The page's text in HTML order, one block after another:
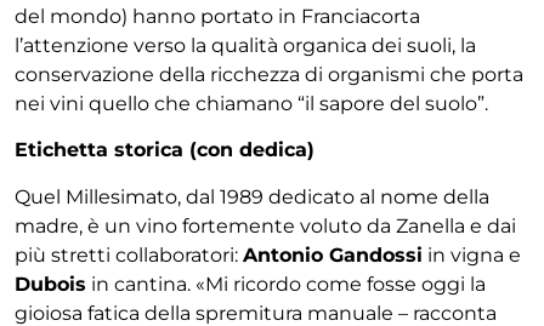
del mondo) hanno portato in Franciacorta
l’attenzione verso la qualità organica dei suoli, la
conservazione della ricchezza di organismi che porta
nei vini quello che chiamano “il sapore del suolo”.
Etichetta storica (con dedica)
Quel Millesimato, dal 1989 dedicato al nome della
madre, è un vino fortemente voluto da Zanella e dai
più stretti collaboratori: Antonio Gandossi in vigna e
Dubois in cantina. «Mi ricordo come fosse oggi la
gioiosa fatica della spremitura manuale – racconta